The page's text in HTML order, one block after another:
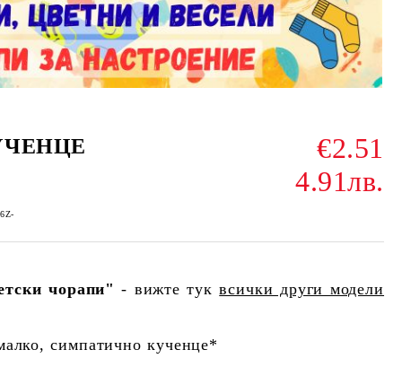
€2.51
4.91лв.
чорапи" - вижте туквсички други модели
симпатично кученце*